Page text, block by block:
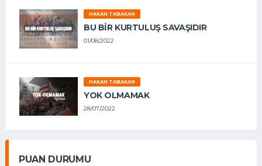
HAKAN TABAKAN
BU BİR KURTULUŞ SAVAŞIDIR
01/08/2022
HAKAN TABAKAN
YOK OLMAMAK
28/07/2022
PUAN DURUMU